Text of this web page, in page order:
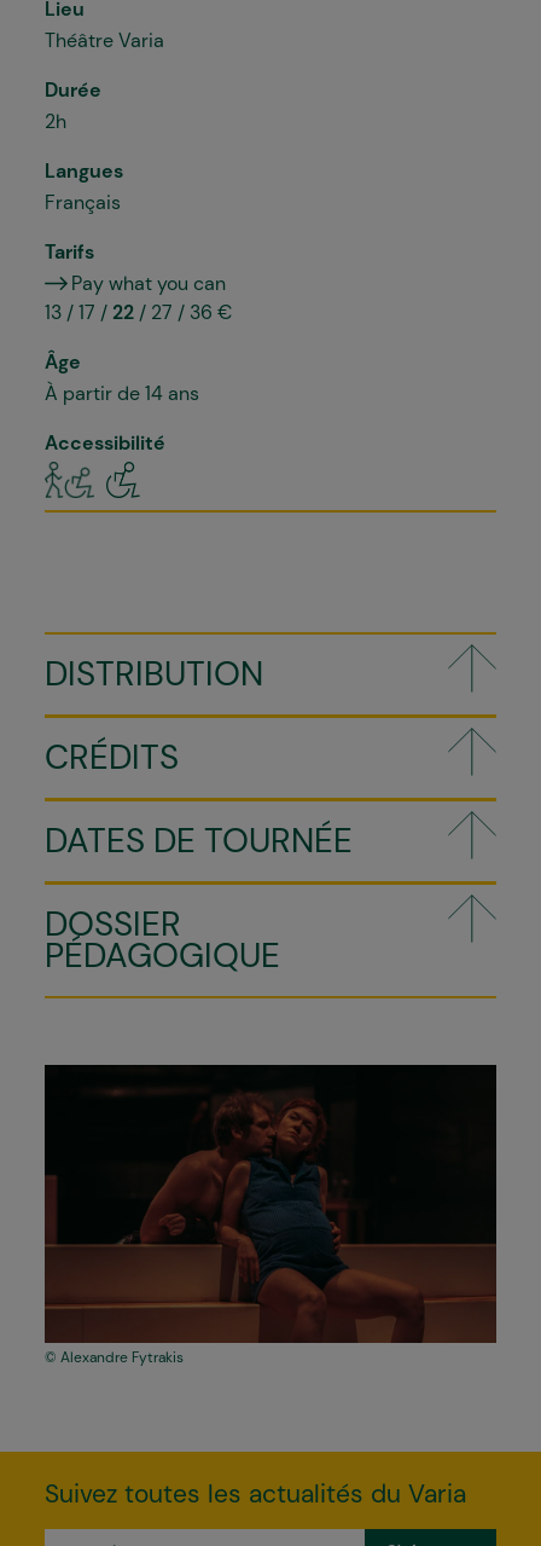
Lieu
Théâtre Varia
Durée
2h
Langues
Français
Tarifs
Pay what you can
13 / 17 / 22 / 27 / 36 €
Âge
À partir de 14 ans
Accessibilité
Alexandre Fytrakis
DISTRIBUTION
CRÉDITS
DATES DE TOURNÉE
DOSSIER
PÉDAGOGIQUE
Suivez toutes les actualités du Varia